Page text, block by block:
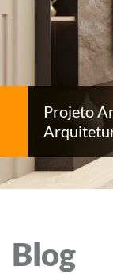
Projeto
Blog